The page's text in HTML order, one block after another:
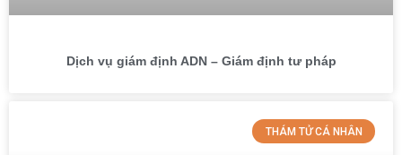
Dịch vụ giám định ADN – Giám định tư pháp
THÁM TỬ CÁ NHÂN